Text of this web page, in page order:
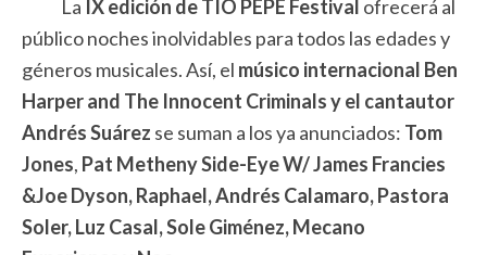
La IX edición de TÍO PEPE Festival ofrecerá al
público noches inolvidables para todos las edades y
géneros musicales. Así, el músico internacional Ben
Harper and The Innocent Criminals y el cantautor
Andrés Suárez se suman a los ya anunciados: Tom
Jones, Pat Metheny Side-Eye W/ James Francies
&Joe Dyson,Raphael, Andrés Calamaro, Pastora
Soler, Luz Casal, Sole Giménez, Mecano